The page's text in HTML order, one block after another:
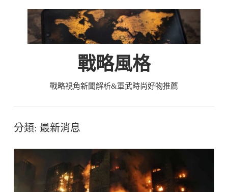
戰略風格
戰略視角新聞解析&軍武時尚好物推薦
分類: 最新消息